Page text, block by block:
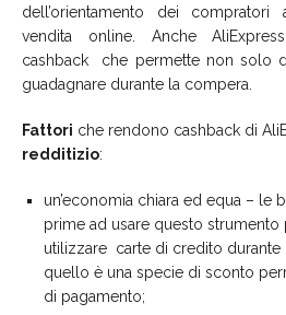
dell’orientamento dei
vendita online. Anche
cashback che permette non solo
guadagnare durante la compera.
Fattori che rendono cashback di
redditizio:
un’economia chiara ed equa – le
prime ad usare questo strumento
utilizzare carte di credito durante
quello è una specie di sconto
di pagamento;